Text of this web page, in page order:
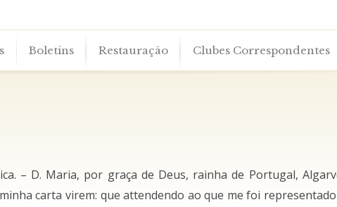
Boletins Restauração Clubes Correspondentes
– D. Maria, por graça de Deus, rainha de Portugal,
carta virem: que attendendo ao que me foi